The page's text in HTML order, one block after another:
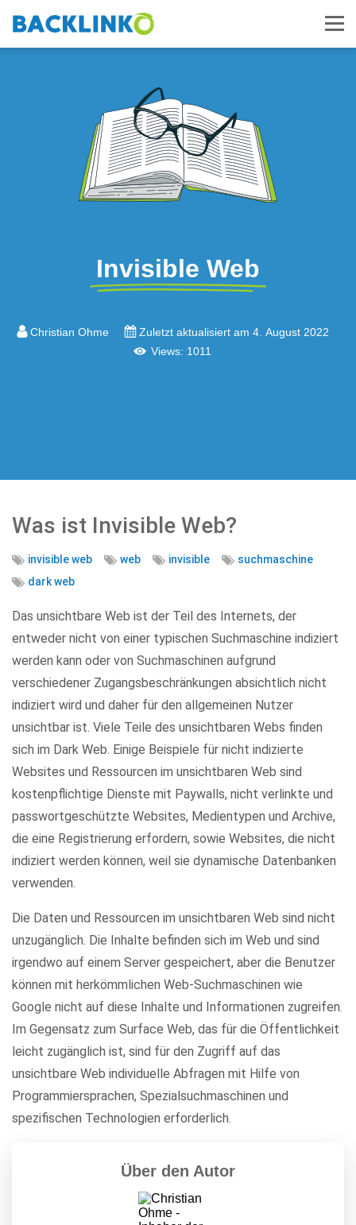
Invisible Web
Christian Ohme
Zuletzt aktualisiert am 4. August 2022
Views: 1011
Was ist Invisible Web?
invisible web web invisible
suchmaschine
dark web
Das unsichtbare Web ist der Teil des Internets, der
entweder nicht von einer typischen Suchmaschine indiziert
werden kann oder von Suchmaschinen aufgrund
verschiedener Zugangsbeschränkungen absichtlich nicht
indiziert wird und daher für den allgemeinen Nutzer
unsichtbar ist. Viele Teile des unsichtbaren Webs finden
sich im Dark Web. Einige Beispiele für nicht indizierte
Websites und Ressourcen im unsichtbaren Web sind
kostenpflichtige Dienste mit Paywalls, nicht verlinkte und
passwortgeschützte Websites, Medientypen und Archive,
die eine Registrierung erfordern, sowie Websites, die nicht
indiziert werden können, weil sie dynamische Datenbanken
verwenden.
Die Daten und Ressourcen im unsichtbaren Web sind nicht
unzugänglich. Die Inhalte befinden sich im Web und sind
irgendwo auf einem Server gespeichert, aber die Benutzer
können mit herkömmlichen Web-Suchmaschinen wie
Google nicht auf diese Inhalte und Informationen zugreifen.
Im Gegensatz zum Surface Web, das für die Öffentlichkeit
leicht zugänglich ist, sind für den Zugriff auf das
unsichtbare Web individuelle Abfragen mit Hilfe von
Programmiersprachen, Spezialsuchmaschinen und
spezifischen Technologien erforderlich.
Über den Autor